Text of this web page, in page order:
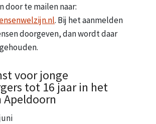
door te mailen naar:
. Bij het aanmelden
doorgeven, dan wordt daar
voor jonge
tot 16 jaar in het
Apeldoorn